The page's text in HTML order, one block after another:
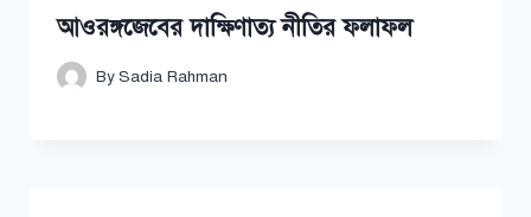
আওরঙ্গজেবের দাক্ষিণাত্য নীতির ফলাফল
BySadia Rahman